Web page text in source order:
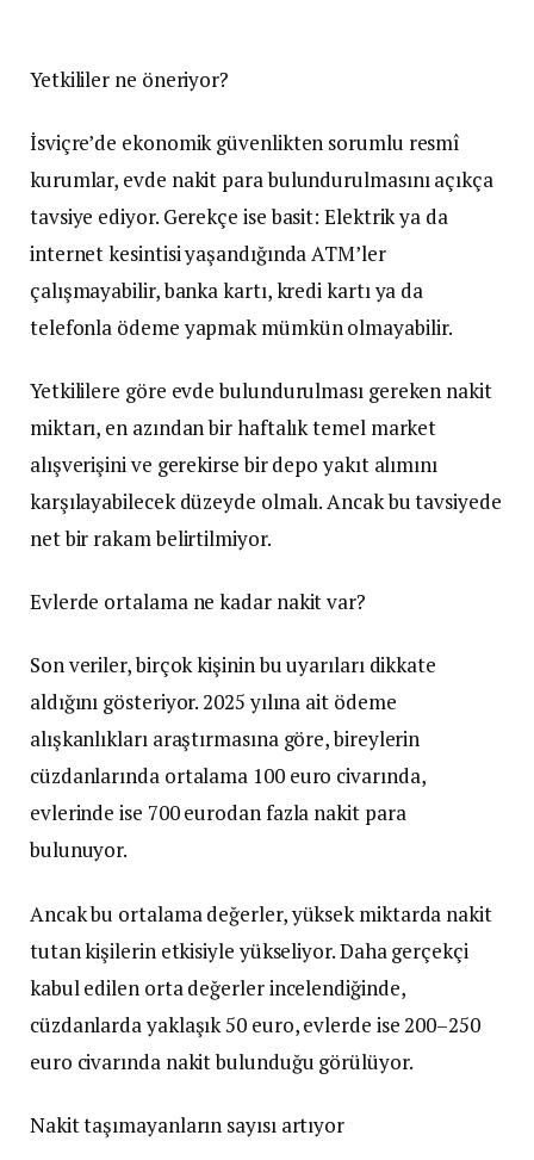
Yetkililer ne öneriyor?
İsviçre’de ekonomik güvenlikten sorumlu resmî
kurumlar, evde nakit para bulundurulmasını açıkça
tavsiye ediyor. Gerekçe ise basit: Elektrik ya da
internet kesintisi yaşandığında ATM’ler
çalışmayabilir, banka kartı, kredi kartı ya da
telefonla ödeme yapmak mümkün olmayabilir.
Yetkililere göre evde bulundurulması gereken nakit
miktarı, en azından bir haftalık temel market
alışverişini ve gerekirse bir depo yakıt alımını
karşılayabilecek düzeyde olmalı. Ancak bu tavsiyede
net bir rakam belirtilmiyor.
Evlerde ortalama ne kadar nakit var?
Son veriler, birçok kişinin bu uyarıları dikkate
aldığını gösteriyor. 2025 yılına ait ödeme
alışkanlıkları araştırmasına göre, bireylerin
cüzdanlarında ortalama 100 euro civarında,
evlerinde ise 700 eurodan fazla nakit para
bulunuyor.
Ancak bu ortalama değerler, yüksek miktarda nakit
tutan kişilerin etkisiyle yükseliyor. Daha gerçekçi
kabul edilen orta değerler incelendiğinde,
cüzdanlarda yaklaşık 50 euro, evlerde ise 200–250
euro civarında nakit bulunduğu görülüyor.
Nakit taşımayanların sayısı artıyor